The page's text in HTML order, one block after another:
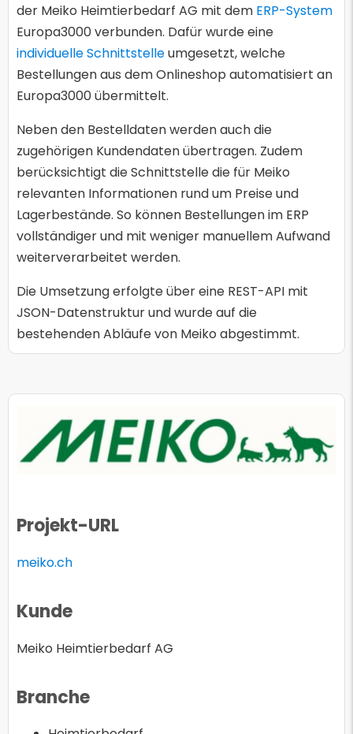
der Meiko Heimtierbedarf AG mit dem ERP-System
Europa3000 verbunden. Dafür wurde eine
individuelle Schnittstelleumgesetzt, welche
Bestellungen aus dem Onlineshop automatisiert an
Europa3000 übermittelt.
Neben den Bestelldaten werden auch die
zugehörigen Kundendaten übertragen. Zudem
berücksichtigt die Schnittstelle die für Meiko
relevanten Informationen rund um Preise und
Lagerbestände. So können Bestellungen im ERP
vollständiger und mit weniger manuellem Aufwand
weiterverarbeitet werden.
Die Umsetzung erfolgte über eine REST-API mit
JSON-Datenstruktur und wurde auf die
bestehenden Abläufe von Meiko abgestimmt.
Projekt-URL
meiko.ch
Kunde
Meiko Heimtierbedarf AG
Branche